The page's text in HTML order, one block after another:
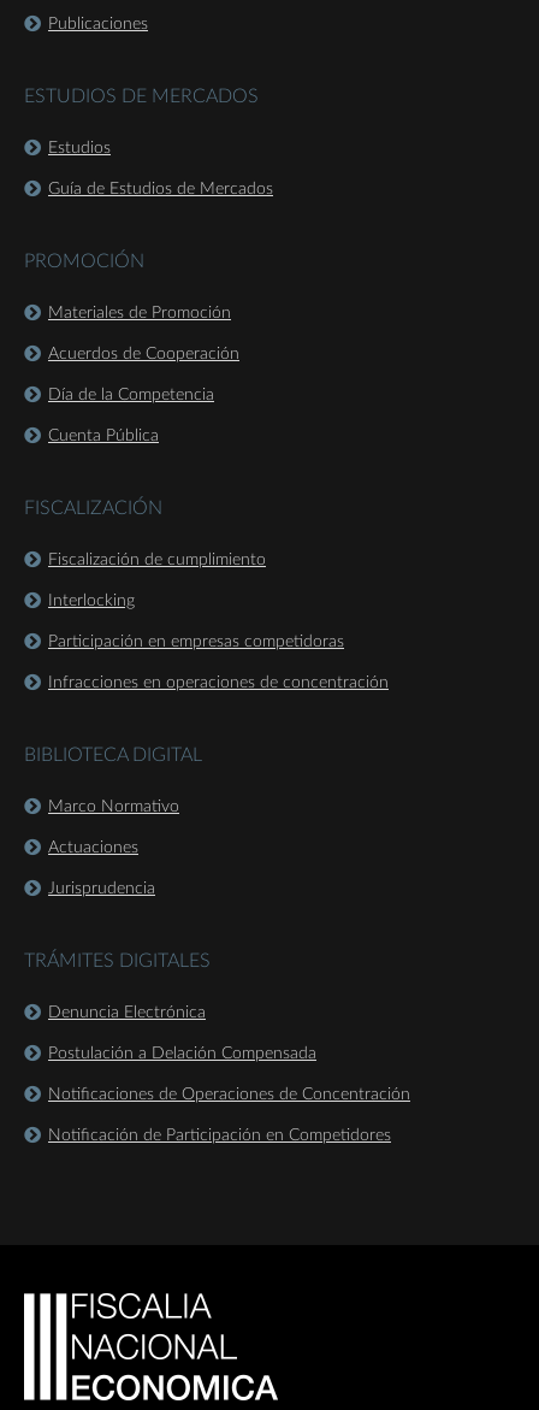
Publicaciones
ESTUDIOS DE MERCADOS
Estudios
Guía de Estudios de Mercados
PROMOCIÓN
Materiales de Promoción
Acuerdos de Cooperación
Día de la Competencia
Cuenta Pública
FISCALIZACIÓN
Fiscalización de cumplimiento
Interlocking
Participación en empresas competidoras
Infracciones en operaciones de concentración
BIBLIOTECA DIGITAL
Marco Normativo
Actuaciones
Jurisprudencia
TRÁMITES DIGITALES
Denuncia Electrónica
Postulación a Delación Compensada
Notificaciones de Operaciones de Concentración
Notificación de Participación en Competidores